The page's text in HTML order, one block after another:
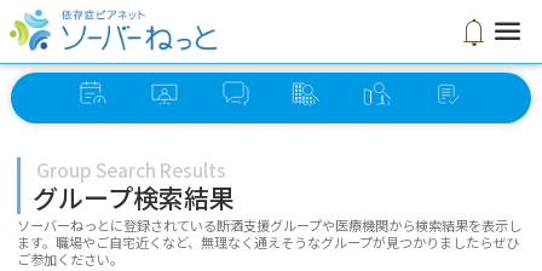
notifications menu
イベント オンライン ソーバー グループ ミーティング セルフ
Group Search Results
グループ検索結果
ソーバーねっとに登録されている断酒支援グループや医療機関から検索結果を表示し
ます。職場やご自宅近くなど、無理なく通えそうなグループが見つかりましたらぜひ
ご参加ください。